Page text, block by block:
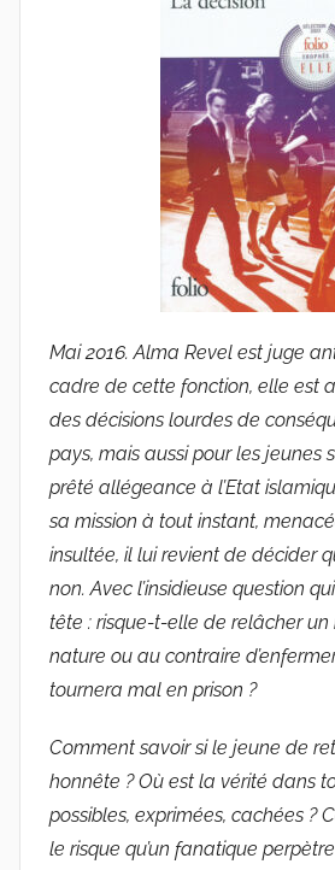
a
d
e
G
r
i
e
s
m
r
Mai 2016. Alma Revel est juge
cadre de cette fonction, elle est
des décisions lourdes de
pays, mais aussi pour les jeunes
prêté allégeance à l’Etat
sa mission à tout instant,
insultée, il lui revient de décider
non. Avec l’insidieuse question
tête : risque-t-elle de relâcher
nature ou au contraire
tournera mal en prison ?
Comment savoir si le jeune de
honnête ? Où est la vérité dans
possibles, exprimées, cachées ?
le risque qu’un fanatique